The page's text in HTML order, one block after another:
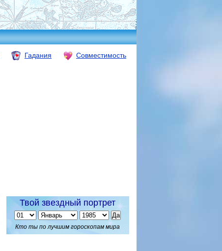
Гадания Совместимость
Твой звездный портрет
Кто ты по лучшим гороскопам мира